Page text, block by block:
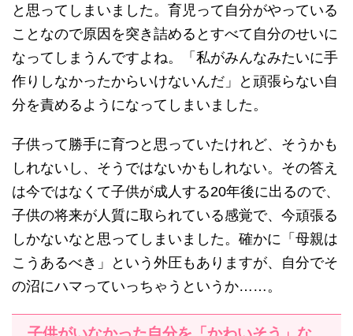
と思ってしまいました。育児って自分がやっている
ことなので原因を突き詰めるとすべて自分のせいに
なってしまうんですよね。「私がみんなみたいに手
作りしなかったからいけないんだ」と頑張らない自
分を責めるようになってしまいました。
子供って勝手に育つと思っていたけれど、そうかも
しれないし、そうではないかもしれない。その答え
は今ではなくて子供が成人する20年後に出るので、
子供の将来が人質に取られている感覚で、今頑張る
しかないなと思ってしまいました。確かに「母親は
こうあるべき」という外圧もありますが、自分でそ
の沼にハマっていっちゃうというか……。